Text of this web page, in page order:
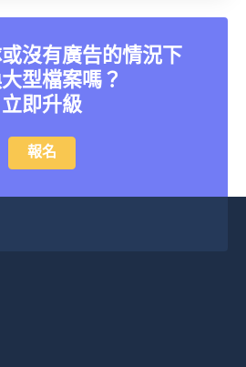
沒有廣告的情況下
型檔案嗎？
立即升級
報名